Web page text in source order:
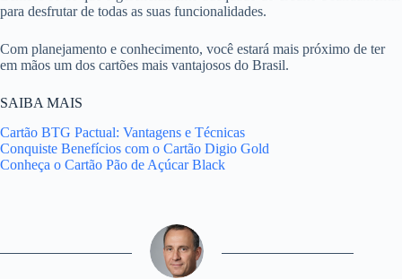
para desfrutar de todas as suas funcionalidades.
Com planejamento e conhecimento, você estará mais próximo de ter
em mãos um dos cartões mais vantajosos do Brasil.
SAIBA MAIS
Cartão BTG Pactual: Vantagens e Técnicas
Conquiste Benefícios com o Cartão Digio Gold
Conheça o Cartão Pão de Açúcar Black